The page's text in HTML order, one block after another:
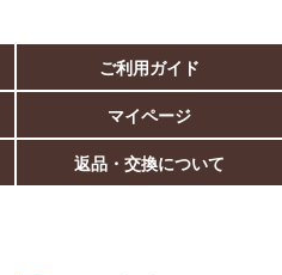
ご利用ガイド
マイページ
返品・交換について